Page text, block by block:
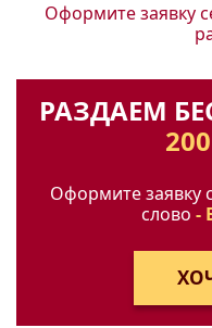
Оформите заявку
РАЗДАЕМ
200
Оформите заявку
слово -